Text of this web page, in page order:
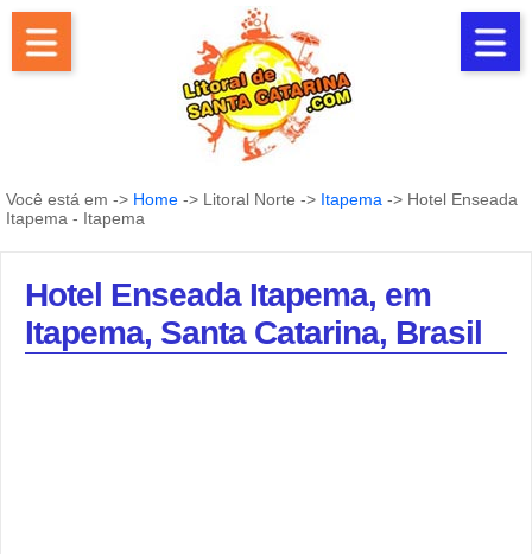
Você está em -> Home -> Litoral Norte -> Itapema -> Hotel Enseada
Itapema - Itapema
Hotel Enseada Itapema, em
Itapema, Santa Catarina, Brasil